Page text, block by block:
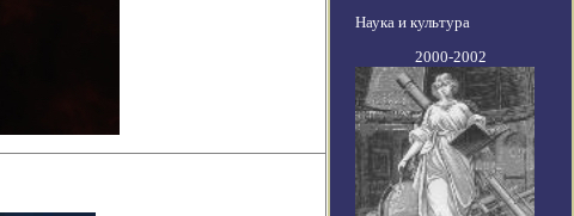
Наука и культура
2000-2002